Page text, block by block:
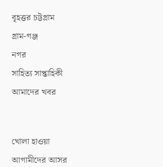
বৃহত্তর চট্টগ্রাম
গ্রাম-গঞ্জ
নগর
সাহিত্য সাপ্তাহিকী
আমাদের খবর
খোলা হাওয়া
আগামীদের আসর